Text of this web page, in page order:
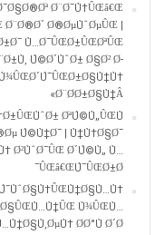
Ø¨Ø¯Ù‡ÛŒâ€Œ
Ø¨Ø®Ø´ Ø®ØµÙˆØµÛŒ |
Ù…Ø¯ÛŒØ±ÛŒØªÛŒ
Ú©Ø´ÙˆØ± Ø§Ø² Ø­
Ø¨Ø­Ø±Ø§Ù†Â»
ØªÚ©Ù„ÛŒÙ
Ú©Ù†Ø¯ | Ù†Ù‡Ø§Ø¯
Ø²ÙˆØ¯ÛŒ Ø´Ú©Ù„ Ù…
ÛŒâ€ŒÚ¯ÛŒØ±Ø¯
Ù¾ÛŒÙ…
Ø­Ø°Ù Ø´Ø¯